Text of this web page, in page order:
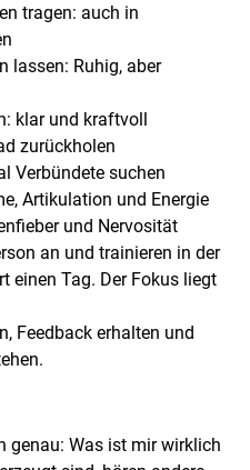
tragen: auch in
lassen: Ruhig, aber
klar und kraftvoll
zurückholen
Verbündete suchen
Artikulation und Energie
und Nervosität
an und trainieren in der
einen Tag. Der Fokus liegt
Feedback erhalten und
genau: Was ist mir wirklich